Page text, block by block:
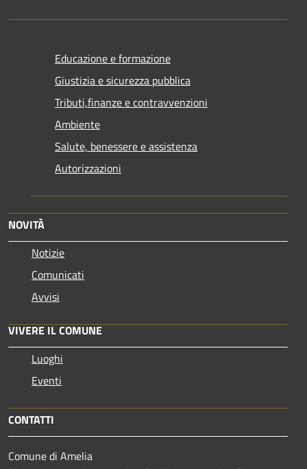
Educazione e formazione
Giustizia e sicurezza pubblica
Tributi,finanze e contravvenzioni
Ambiente
Salute, benessere e assistenza
Autorizzazioni
NOVITÀ
Notizie
Comunicati
Avvisi
VIVERE IL COMUNE
Luoghi
Eventi
CONTATTI
Comune di Amelia